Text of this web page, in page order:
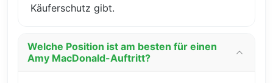
Käuferschutz gibt.
Welche Position ist am besten für einen
Amy MacDonald-Auftritt?